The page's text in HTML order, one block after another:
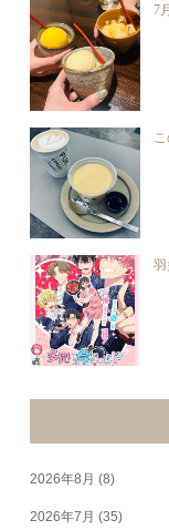
7
2026年8月 (8)
2026年7月 (35)